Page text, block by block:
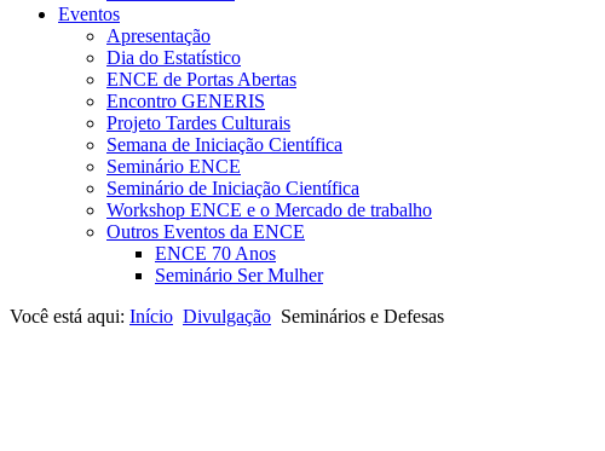
Eventos
Apresentação
Dia do Estatístico
ENCE de Portas Abertas
Encontro GENERIS
Projeto Tardes Culturais
Semana de Iniciação Científica
Seminário ENCE
Seminário de Iniciação Científica
Workshop ENCE e o Mercado de trabalho
Outros Eventos da ENCE
ENCE 70 Anos
Seminário Ser Mulher
Você está aqui: Início Divulgação Seminários e Defesas